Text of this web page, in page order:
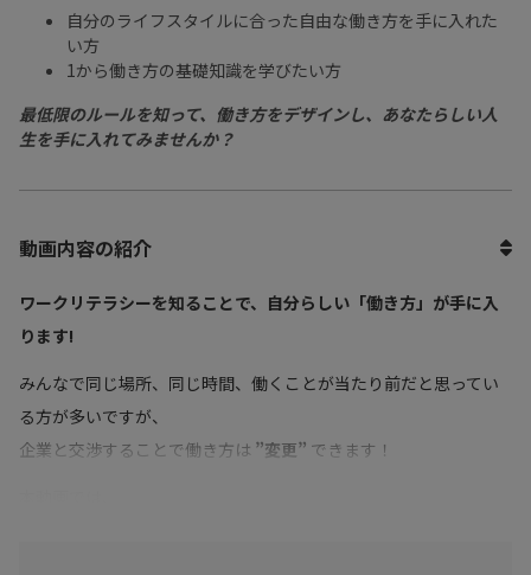
自分のライフスタイルに合った自由な働き方を手に入れた
い方
1から働き方の基礎知識を学びたい方
最低限のルールを知って、働き方をデザインし、あなたらしい人
生を手に入れてみませんか？
動画内容の紹介
ワークリテラシーを知ることで、自分らしい「働き方」が手に入
ります!
みんなで同じ場所、同じ時間、働くことが当たり前だと思ってい
る方が多いですが、
企業と交渉することで働き方は ”変更” できます！